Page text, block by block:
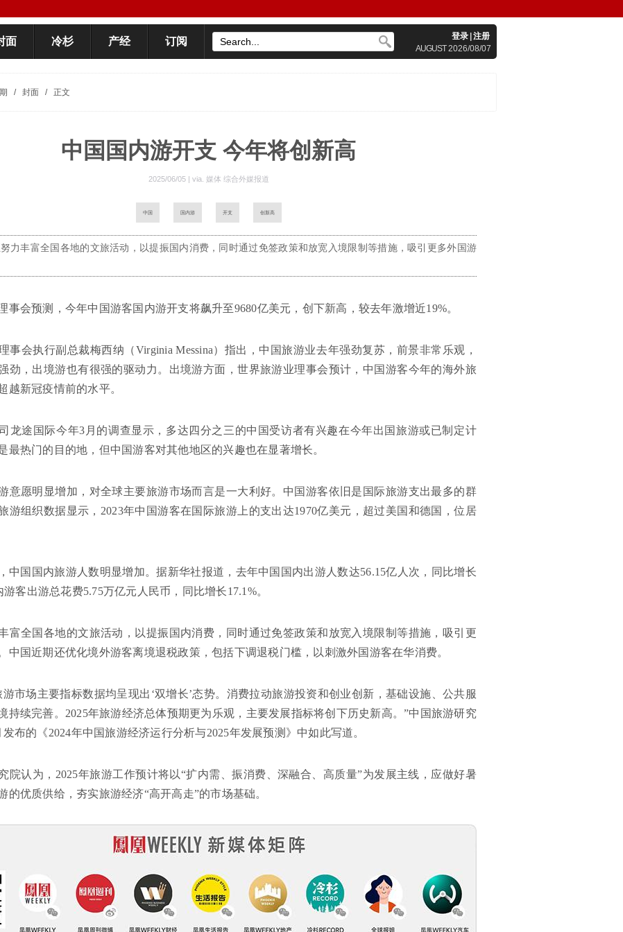
面 冷杉 产经 订阅 登录 注册
AUGUST2026/08/07
/ 封面 / 正文
中国国内游开支 今年将创新高
2025/06/05 | via. 媒体 综合外媒报道
中国 国内游 开支 创新高
力丰富全国各地的文旅活动，以提振国内消费，同时通过免签政策和放宽入境限制等措施，吸引更多外国游
事会预测，今年中国游客国内游开支将飙升至9680亿美元，创下新高，较去年激增近19%。
事会执行副总裁梅西纳（Virginia Messina）指出，中国旅游业去年强劲复苏，前景非常乐观，
劲，出境游也有很强的驱动力。出境游方面，世界旅游业理事会预计，中国游客今年的海外旅
越新冠疫情前的水平。
龙途国际今年3月的调查显示，多达四分之三的中国受访者有兴趣在今年出国旅游或已制定计
最热门的目的地，但中国游客对其他地区的兴趣也在显著增长。
意愿明显增加，对全球主要旅游市场而言是一大利好。中国游客依旧是国际旅游支出最多的群
游组织数据显示，2023年中国游客在国际旅游上的支出达1970亿美元，超过美国和德国，位居
中国国内旅游人数明显增加。据新华社报道，去年中国国内出游人数达56.15亿人次，同比增长
游客出游总花费5.75万亿元人民币，同比增长17.1%。
富全国各地的文旅活动，以提振国内消费，同时通过免签政策和放宽入境限制等措施，吸引更
中国近期还优化境外游客离境退税政策，包括下调退税门槛，以刺激外国游客在华消费。
游市场主要指标数据均呈现出‘双增长’态势。消费拉动旅游投资和创业创新，基础设施、公共服
持续完善。2025年旅游经济总体预期更为乐观，主要发展指标将创下历史新高。”中国旅游研究
发布的《2024年中国旅游经济运行分析与2025年发展预测》中如此写道。
院认为，2025年旅游工作预计将以“扩内需、振消费、深融合、高质量”为发展主线，应做好暑
的优质供给，夯实旅游经济“高开高走”的市场基础。